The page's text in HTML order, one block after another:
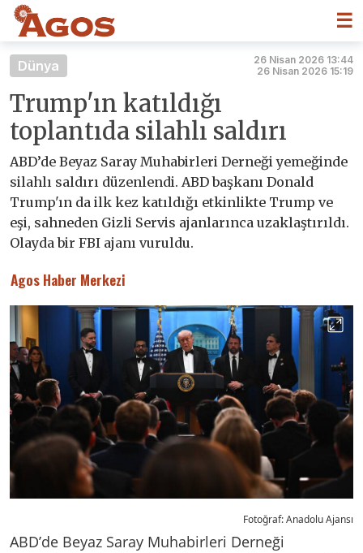
☰
Dünya
26 Nisan 2026 13:44
26 Nisan 2026 15:19
Trump'ın katıldığı
toplantıda silahlı saldırı
ABD’de Beyaz Saray Muhabirleri Derneği yemeğinde
silahlı saldırı düzenlendi. ABD başkanı Donald
Trump'ın da ilk kez katıldığı etkinlikte Trump ve
eşi, sahneden Gizli Servis ajanlarınca uzaklaştırıldı.
Olayda bir FBI ajanı vuruldu.
Agos Haber Merkezi
Fotoğraf: Anadolu Ajansı
ABD’de Beyaz Saray Muhabirleri Derneği